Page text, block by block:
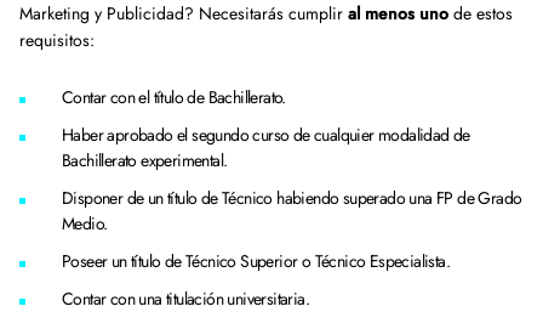
Marketing y Publicidad? Necesitarás cumplir al menos uno de estos
requisitos:
Contar con el título de Bachillerato.
Haber aprobado el segundo curso de cualquier modalidad de
Bachillerato experimental.
Disponer de un título de Técnico habiendo superado una FP de Grado
Medio.
Poseer un título de Técnico Superior o Técnico Especialista.
Contar con una titulación universitaria.